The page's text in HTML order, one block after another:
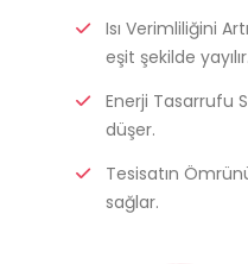
Isı Verimliliğini
eşit şekilde yayılır.
Enerji Tasarrufu
düşer.
Tesisatın
sağlar.